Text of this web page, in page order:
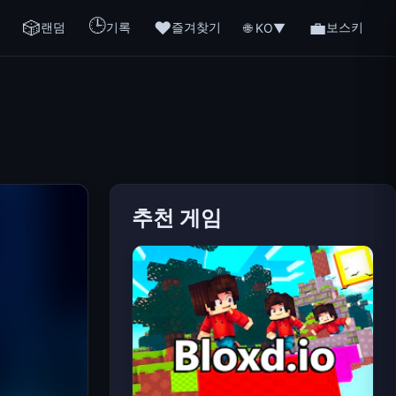
🎲랜덤 🕒기록 ❤️즐겨찾기 🌐 KO▼ 💼보스키
추천 게임